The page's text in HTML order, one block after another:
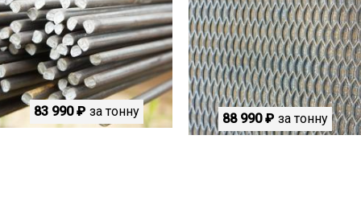
83 990 ₽ за тонну 88 990 ₽ за тонну